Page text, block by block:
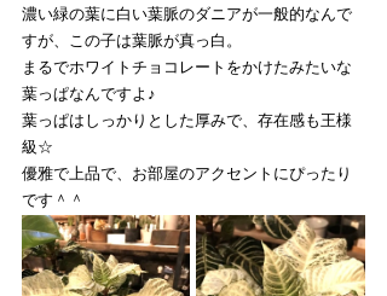
濃い緑の葉に白い葉脈のダニアが一般的なんで
すが、この子は葉脈が真っ白。
まるでホワイトチョコレートをかけたみたいな
葉っぱなんですよ♪
葉っぱはしっかりとした厚みで、存在感も王様
級☆
優雅で上品で、お部屋のアクセントにぴったり
です＾＾